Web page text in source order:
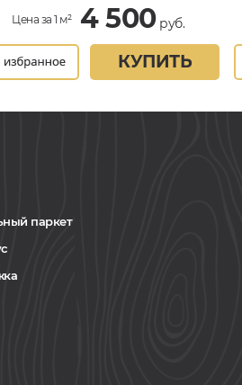
Цена за 1 м² 4 500руб.
КУПИТЬ
паркет